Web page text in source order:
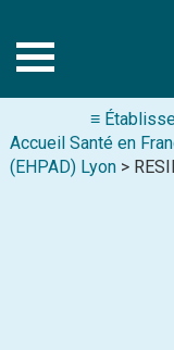
≡
Accueil Santé en
(EHPAD) Lyon >